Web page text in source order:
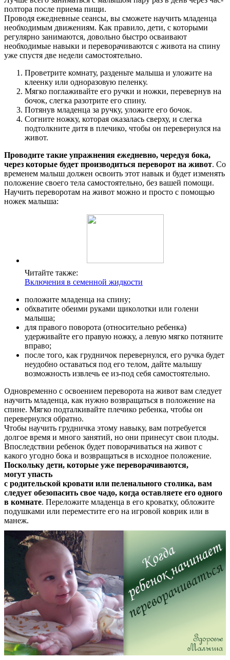
полтора после приема пищи.
Проводя ежедневные сеансы, вы сможете научить младенца
необходимым движениям. Как правило, дети, с которыми
регулярно занимаются, довольно быстро осваивают
необходимые навыки и переворачиваются с живота на спину
уже спустя две недели самостоятельно.
Проветрите комнату, разденьте малыша и уложите на
клеенку или одноразовую пеленку.
Мягко поглаживайте его ручки и ножки, перевернув на
бочок, слегка разотрите его спину.
Потянув младенца за ручку, уложите его бочок.
Согните ножку, которая оказалась сверху, и слегка
подтолкните дитя в плечико, чтобы он перевернулся на
живот.
Проводите такие упражнения ежедневно, чередуя бока,
через которые будет производиться переворот на живот. Со
временем малыш должен освоить этот навык и будет изменять
положение своего тела самостоятельно, без вашей помощи.
Научить переворотам на живот можно и просто с помощью
ножек малыша:
Читайте также:
Включения в семенной жидкости
положите младенца на спину;
обхватите обеими руками щиколотки или голени
малыша;
для правого поворота (относительно ребенка)
удерживайте его правую ножку, а левую мягко потяните
вправо;
после того, как грудничок перевернулся, его ручка будет
неудобно оставаться под его телом, дайте малышу
возможность извлечь ее из-под себя самостоятельно.
Одновременно с освоением переворота на живот вам следует
научить младенца, как нужно возвращаться в положение на
спине. Мягко подталкивайте плечико ребенка, чтобы он
перевернулся обратно.
Чтобы научить грудничка этому навыку, вам потребуется
долгое время и много занятий, но они принесут свои плоды.
Впоследствии ребенок будет поворачиваться на живот с
какого угодно бока и возвращаться в исходное положение.
Поскольку дети, которые уже переворачиваются,
могут упасть
с родительской кровати или пеленального столика, вам
следует обезопасить свое чадо, когда оставляете его одного
в комнате. Переложите младенца в его кроватку, обложите
подушками или переместите его на игровой коврик или в
манеж.